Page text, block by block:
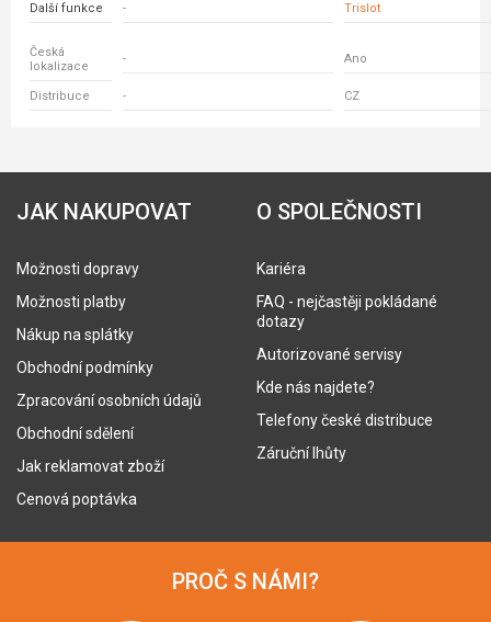
Další funkce - Trislot
Česká
lokalizace
- Ano
Distribuce - CZ
JAK NAKUPOVAT
Možnosti dopravy
Možnosti platby
Nákup na splátky
Obchodní podmínky
Zpracování osobních údajů
Obchodní sdělení
Jak reklamovat zboží
Cenová poptávka
O SPOLEČNOSTI
Kariéra
FAQ - nejčastěji pokládané
dotazy
Autorizované servisy
Kde nás najdete?
Telefony české distribuce
Záruční lhůty
PROČ S NÁMI?